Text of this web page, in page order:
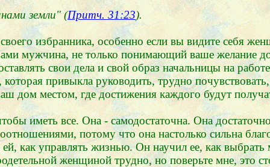
земли" (Притч. 31:23).
избранника, особенно если вы видите себя
мужчина, не только понимающий ваше желание
свои дела и свой образ начальницы на
привыкла руководить, трудно
дом местом, где достижения каждого будут
иметь все. Она - самодостаточна. Она
потому что она настолько сильна
как управлять жизнью. Он научил ее, как
женщиной трудно, но поверьте мне, это